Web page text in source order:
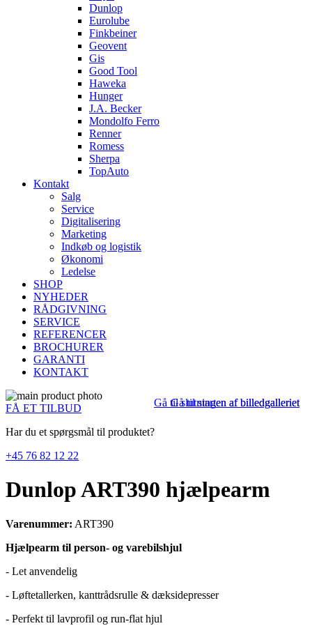
Dunlop
Eurolube
Finkbeiner
Geovent
Gis
Good Tool
Haweka
Hunger
J.A. Becker
Mondolfo Ferro
Renner
Romess
Sherpa
TopAuto
Kontakt
Salg
Service
Digitalisering
Marketing
Indkøb og logistik
Økonomi
Ledelse
SHOP
NYHEDER
RÅDGIVNING
SERVICE
REFERENCER
BROCHURER
GARANTI
KONTAKT
Gå til slutningen af billedgalleriet
FÅ ET TILBUD
Har du et spørgsmål til produktet?
+45 76 82 12 22
Gå til starten af billedgalleriet
Dunlop ART390 hjælpearm
Varenummer: ART390
Hjælpearm til person- og varebilshjul
- Let anvendelig
- Løftetallerken, kanttrådsrulle & dæksidepresser
- Perfekt til lavprofil og run-flat hjul